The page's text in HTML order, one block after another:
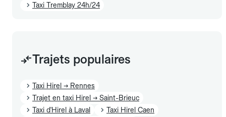
Taxi Tremblay 24h/24
Trajets populaires
Taxi Hirel → Rennes
Trajet en taxi Hirel → Saint-Brieuc
Taxi d'Hirel à Laval
Taxi Hirel Caen